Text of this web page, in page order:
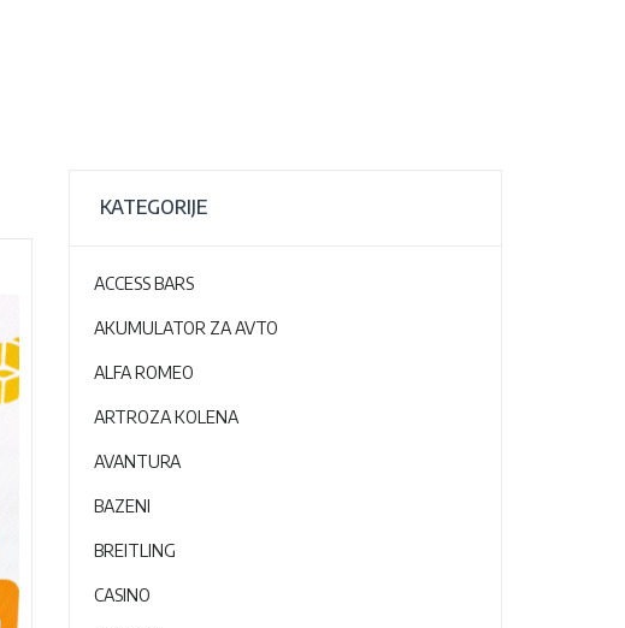
KATEGORIJE
ACCESS BARS
AKUMULATOR ZA AVTO
ALFA ROMEO
ARTROZA KOLENA
AVANTURA
BAZENI
BREITLING
CASINO